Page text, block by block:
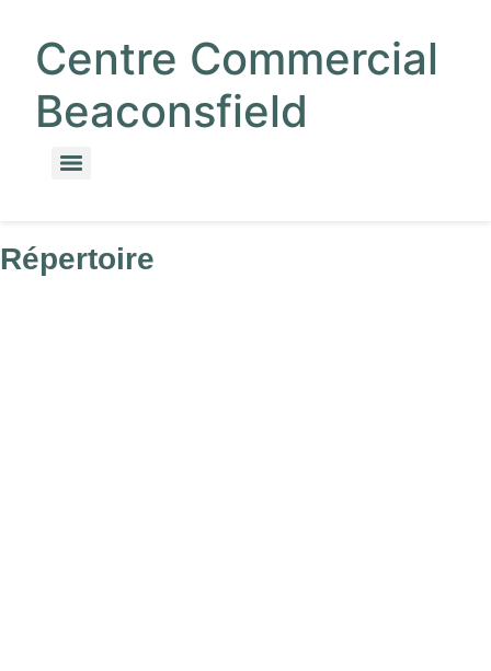
Centre Commercial
Beaconsfield
Répertoire